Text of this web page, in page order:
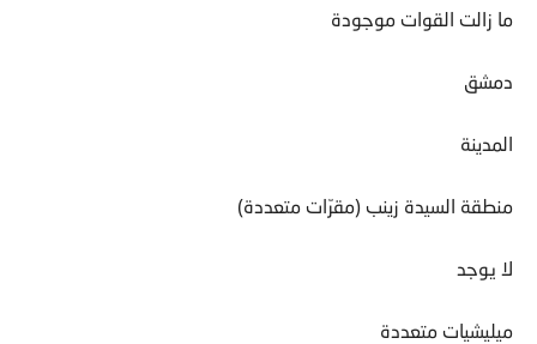
ما زالت القوات موجودة
دمشق
المدينة
منطقة السيدة زينب (مقرّات متعددة)
لا يوجد
ميليشيات متعددة